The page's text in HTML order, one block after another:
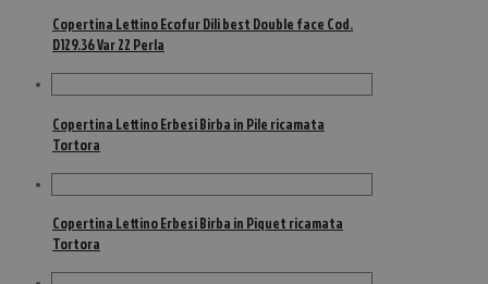
Copertina Lettino Ecofur Dili best Double face Cod.
D129.36 Var 22 Perla
Copertina Lettino Erbesi Birba in Pile ricamata
Tortora
Copertina Lettino Erbesi Birba in Piquet ricamata
Tortora